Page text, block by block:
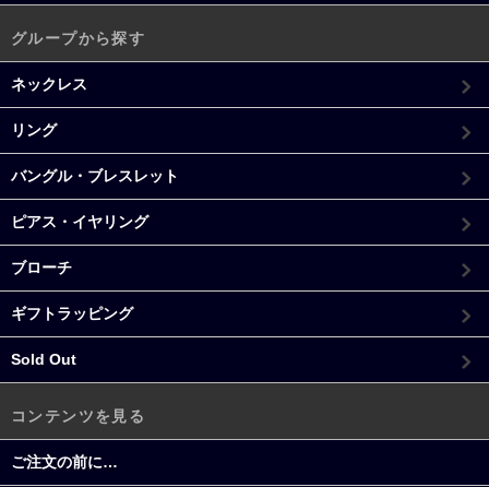
グループから探す
ネックレス
リング
バングル・ブレスレット
ピアス・イヤリング
ブローチ
ギフトラッピング
Sold Out
コンテンツを見る
ご注文の前に…